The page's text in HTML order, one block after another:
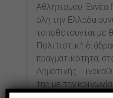
Αθλητισμού. Εννέα
όλη την Ελλάδα
τοποθετούνται με
Πολιτιστική
πραγματικότητα,
Δημοτικής
της με την